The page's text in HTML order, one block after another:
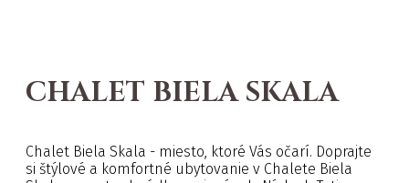
CHALET BIELA SKALA
Chalet Biela Skala - miesto, ktoré Vás očarí. Doprajte
si štýlové a komfortné ubytovanie v Chalete Biela